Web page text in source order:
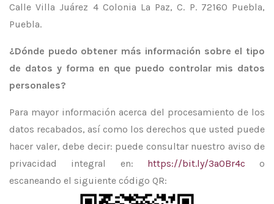
Calle Villa Juárez 4 Colonia La Paz, C. P. 72160 Puebla,
Puebla.
¿Dónde puedo obtener más información sobre el tipo
de datos y forma en que puedo controlar mis datos
personales?
Para mayor información acerca del procesamiento de los
datos recabados, así como los derechos que usted puede
hacer valer, debe decir: puede consultar nuestro aviso de
privacidad integral en: https://bit.ly/3a0Br4c o
escaneando el siguiente código QR: